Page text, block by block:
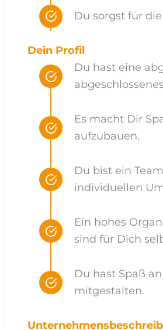
Du sorgst für
Dein Profil
Du hast eine
Es macht Dir
aufzubauen.
Du bist ein
individuellen
Ein hohes
sind für Dich
Du hast Spaß
mitgestalten.